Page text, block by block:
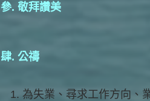
參. 敬拜讚美
肆. 公禱
為失業、尋求工作方向、